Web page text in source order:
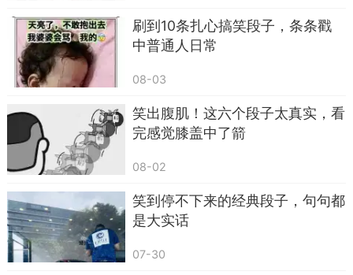
地铁上更离谱。上周五下班，一小伙在地铁上
低声吐槽相亲姑娘有狐臭，没料到旁边站的美女就
是当事人，直接一脚踹过来，场面瞬间失控。
刷到10条扎心搞笑段子，条条戳
中普通人日常
08-03
笑出腹肌！这六个段子太真实，看
完感觉膝盖中了箭
08-02
笑到停不下来的经典段子，句句都
是大实话
07-30